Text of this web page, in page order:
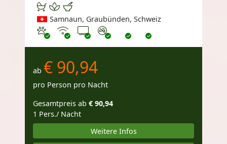
Samnaun, Graubünden, Schweiz
Haustiere erlaubt
InternetTV Nichtraucher
ab € 90,94
pro Person pro Nacht
Gesamtpreis ab € 90,94
1 Pers./ Nacht
Weitere Infos